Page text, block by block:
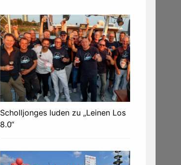
Scholljonges luden zu „Leinen Los
8.0“